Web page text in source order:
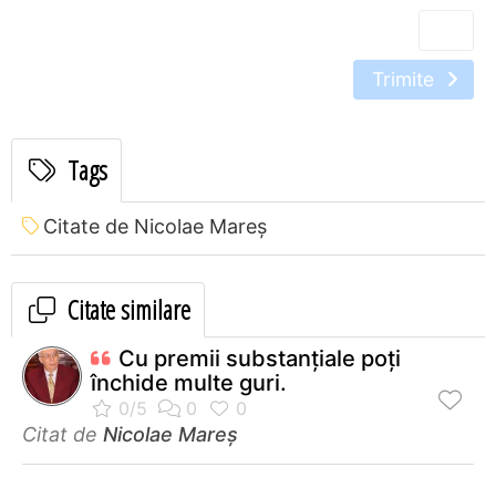
Trimite
Tags
Citate de Nicolae Mareș
Citate similare
Cu premii substanţiale poţi
închide multe guri.
Citat de Nicolae Mareș